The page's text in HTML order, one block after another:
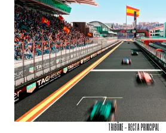
TRIBÜNE – RECTA PRINCIPAL